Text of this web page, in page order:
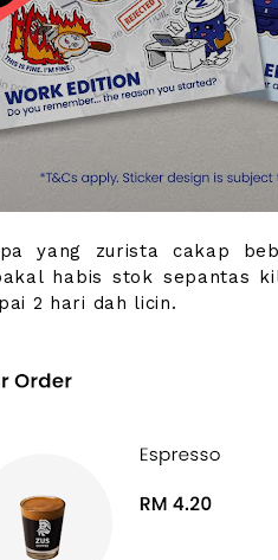
yang zurista cakap
habis stok sepantas
2 hari dah licin.